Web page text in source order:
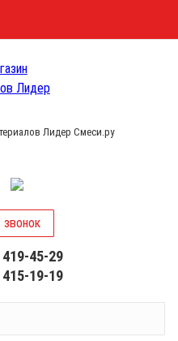
Лидер Смеси.ру
звонок
45-29
19-19